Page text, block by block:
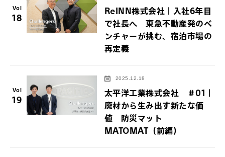
Vol
18
ReINN株式会社｜入社6年目
で社長へ 東急不動産発のベ
ンチャーが挑む、宿泊市場の
再定義
Vol
19
2025.12.18
太平洋工業株式会社 ＃01｜
廃材から生み出す新たな価
値 防災マット
MATOMAT（前編）